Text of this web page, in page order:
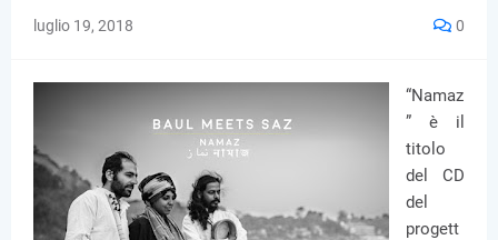
luglio 19, 2018 0
“Namaz
” è il
titolo
del CD
del
progett